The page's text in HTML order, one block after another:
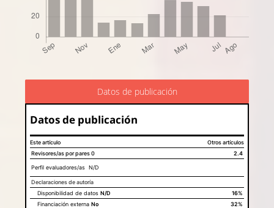
Datos de publicación
Datos de publicación
Este artículo
Otros artículos
Revisores/as por pares0 2.4
Perfil evaluadores/as N/D
Declaraciones de autoría
Declaraciones de autoría
Disponibilidad de datosN/D
16%
Financiación externaNo
32%